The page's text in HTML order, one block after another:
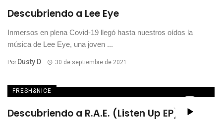
Descubriendo a Lee Eye
Inmersos en plena Covid-19 llegó hasta nuestros oídos la
música de Lee Eye, una joven ...
Por Dusty D 30 de septiembre de 2021
FRESH&NICE
Descubriendo a R.A.E. (Listen Up EP)